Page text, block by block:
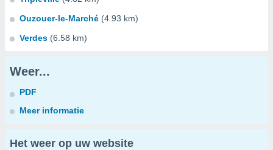
Ouzouer-le-Marché (4.93 km)
Verdes (6.58 km)
Weer...
PDF
Meer informatie
Het weer op uw website